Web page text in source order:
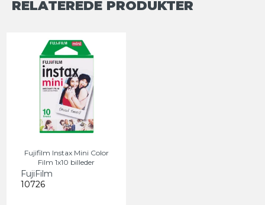
RELATEREDE PRODUKTER
Fujifilm Instax Mini Color
Film 1x10 billeder
FujiFilm
10726